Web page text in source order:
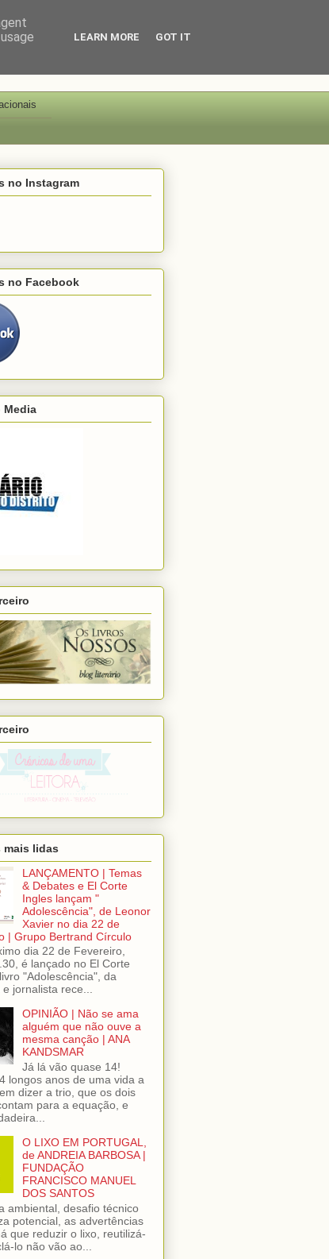
no Instagram
no Facebook
Media
mais lidas
LANÇAMENTO | Temas
& Debates e El Corte
Ingles lançam "
Adolescência", de Leonor
Xavier no dia 22 de
| Grupo Bertrand Círculo
dia 22 de Fevereiro,
é lançado no El Corte
"Adolescência", da
jornalista rece...
OPINIÃO | Não se ama
alguém que não ouve a
mesma canção | ANA
KANDSMAR
Já lá vão quase 14!
longos anos de uma vida a
dizer a trio, que os dois
para a equação, e
O LIXO EM PORTUGAL,
de ANDREIA BARBOSA |
FUNDAÇÃO
FRANCISCO MANUEL
DOS SANTOS
ambiental, desafio técnico
potencial, as advertências
que reduzir o lixo, reutilizá-
lo não vão ao...
LEARN MORE GOT IT